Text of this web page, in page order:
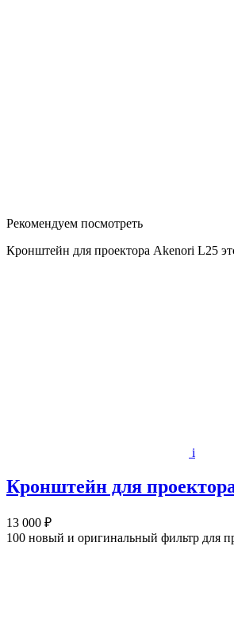
Рекомендуем посмотреть
Кронштейн для проектора Akenori L25
i
Кронштейн для
13 000 ₽
100 новый и оригинальный фильтр для